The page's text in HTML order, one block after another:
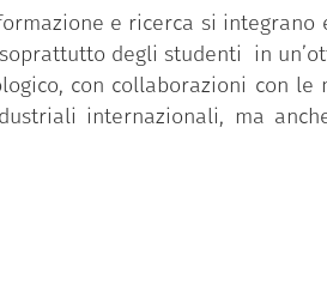
e ricerca si
degli studenti in
con collaborazioni con
internazionali, ma